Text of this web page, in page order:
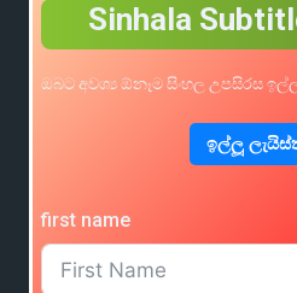
Sinhala
ඔබට අවශ්‍ය ඕනෑම සිංහල උපසිරස
ඉල්ලූ
first name